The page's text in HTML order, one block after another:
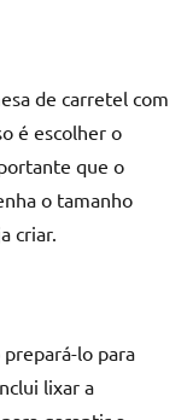
de carretel com
é escolher o
que o
o tamanho
criar.
lo para
lixar a